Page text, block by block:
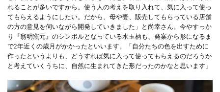
れることが多いですから。使う人の考えを取り入れて、気に入って使っ
てもらえるようにしたい。だから、母や妻、販売してもらっている店舗
の方の意見を伺いながら開発していきました」と尚幸さん。今やすっか
り『翁明窯元』のシンボルとなっている水玉柄も、発案から形になるま
で2年近くの歳月がかかったといいます。「自分たちの色を出すために
作ったというよりも、どうすれば気に入って使ってもらえるのだろうか
と考えていくうちに、自然に生まれてきた形だったのかなと思います」